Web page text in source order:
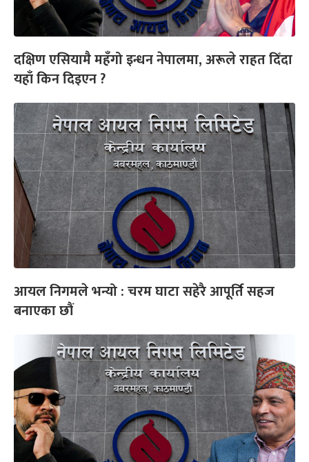
दक्षिण एसियामै महँगो इन्धन नेपालमा, अरूले राहत दिँदा
यहाँ किन दिइएन ?
आयल निगमले भन्यो : चरम घाटा सहेरै आपूर्ति सहज
बनाएका छौं